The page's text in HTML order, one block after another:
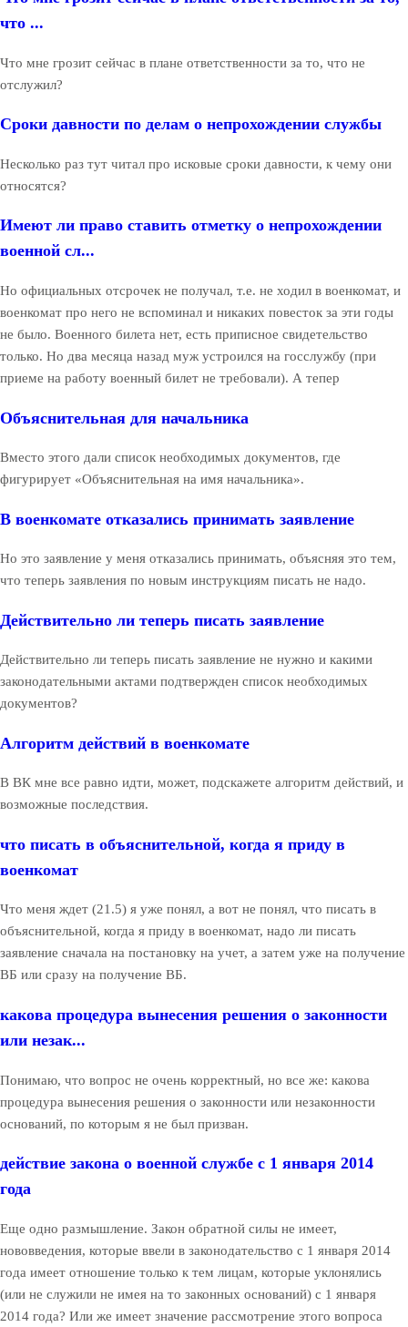
что ...
Что мне грозит сейчас в плане ответственности за то, что не
отслужил?
Сроки давности по делам о непрохождении службы
Несколько раз тут читал про исковые сроки давности, к чему они
относятся?
Имеют ли право ставить отметку о непрохождении
военной сл...
Но официальных отсрочек не получал, т.е. не ходил в военкомат, и
военкомат про него не вспоминал и никаких повесток за эти годы
не было. Военного билета нет, есть приписное свидетельство
только. Но два месяца назад муж устроился на госслужбу (при
приеме на работу военный билет не требовали). А тепер
Объяснительная для начальника
Вместо этого дали список необходимых документов, где
фигурирует «Объяснительная на имя начальника».
В военкомате отказались принимать заявление
Но это заявление у меня отказались принимать, объясняя это тем,
что теперь заявления по новым инструкциям писать не надо.
Действительно ли теперь писать заявление
Действительно ли теперь писать заявление не нужно и какими
законодательными актами подтвержден список необходимых
документов?
Алгоритм действий в военкомате
В ВК мне все равно идти, может, подскажете алгоритм действий, и
возможные последствия.
что писать в объяснительной, когда я приду в
военкомат
Что меня ждет (21.5) я уже понял, а вот не понял, что писать в
объяснительной, когда я приду в военкомат, надо ли писать
заявление сначала на постановку на учет, а затем уже на получение
ВБ или сразу на получение ВБ.
какова процедура вынесения решения о законности
или незак...
Понимаю, что вопрос не очень корректный, но все же: какова
процедура вынесения решения о законности или незаконности
оснований, по которым я не был призван.
действие закона о военной службе с 1 января 2014
года
Еще одно размышление. Закон обратной силы не имеет,
нововведения, которые ввели в законодательство с 1 января 2014
года имеет отношение только к тем лицам, которые уклонялись
(или не служили не имея на то законных оснований) с 1 января
2014 года? Или же имеет значение рассмотрение этого вопроса